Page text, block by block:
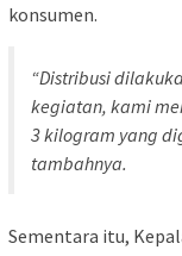
konsumen.
“Distribusi
kegiatan, kami
3 kilogram yang
tambahnya.
Sementara itu,